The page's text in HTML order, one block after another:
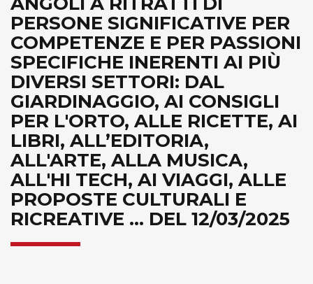
PERSONE SIGNIFICATIVE PER
COMPETENZE E PER PASSIONI
SPECIFICHE INERENTI AI PIÙ
DIVERSI SETTORI: DAL
GIARDINAGGIO, AI CONSIGLI
PER L'ORTO, ALLE RICETTE, AI
LIBRI, ALL’EDITORIA,
ALL'ARTE, ALLA MUSICA,
ALL'HI TECH, AI VIAGGI, ALLE
PROPOSTE CULTURALI E
RICREATIVE ... DEL 12/03/2025